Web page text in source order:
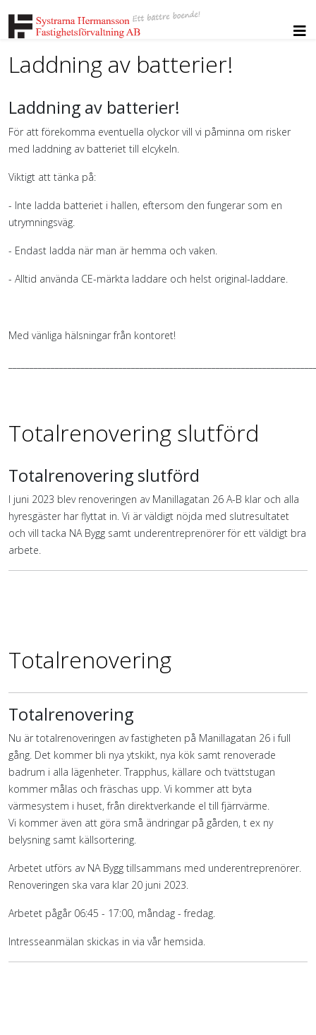
Laddning av batterier!
Laddning av batterier!
För att förekomma eventuella olyckor vill vi påminna om risker
med laddning av batteriet till elcykeln.
Viktigt att tänka på:
- Inte ladda batteriet i hallen, eftersom den fungerar som en
utrymningsväg.
- Endast ladda när man är hemma och vaken.
- Alltid använda CE-märkta laddare och helst original-laddare.
Med vänliga hälsningar från kontoret!
Totalrenovering slutförd
Totalrenovering slutförd
I juni 2023 blev renoveringen av Manillagatan 26 A-B klar och alla
hyresgäster har flyttat in. Vi är väldigt nöjda med slutresultatet
och vill tacka NA Bygg samt underentreprenörer för ett väldigt bra
arbete.
Totalrenovering
Totalrenovering
Nu är totalrenoveringen av fastigheten på Manillagatan 26 i full
gång. Det kommer bli nya ytskikt, nya kök samt renoverade
badrum i alla lägenheter. Trapphus, källare och tvättstugan
kommer målas och fräschas upp. Vi kommer att byta
värmesystem i huset, från direktverkande el till fjärrvärme.
Vi kommer även att göra små ändringar på gården, t ex ny
belysning samt källsortering.
Arbetet utförs av NA Bygg tillsammans med underentreprenörer.
Renoveringen ska vara klar 20 juni 2023.
Arbetet pågår 06:45 - 17:00, måndag - fredag.
Intresseanmälan skickas in via vår hemsida.